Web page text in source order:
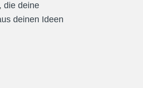
die deine
deinen Ideen